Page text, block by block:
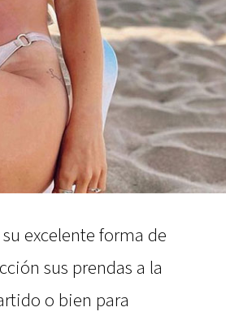
excelente forma de
sus prendas a la
o bien para